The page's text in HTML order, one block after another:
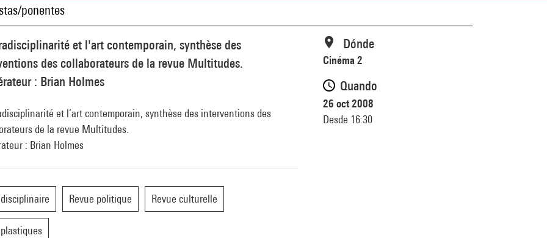
ponentes
et l'art contemporain, synthèse des
des collaborateurs de la revue Multitudes.
: Brian Holmes
et l’art contemporain, synthèse des interventions des
de la revue Multitudes.
: Brian Holmes
Revue politique Revue culturelle
Dónde
Cinéma 2
Quando
26 oct 2008
Desde 16:30